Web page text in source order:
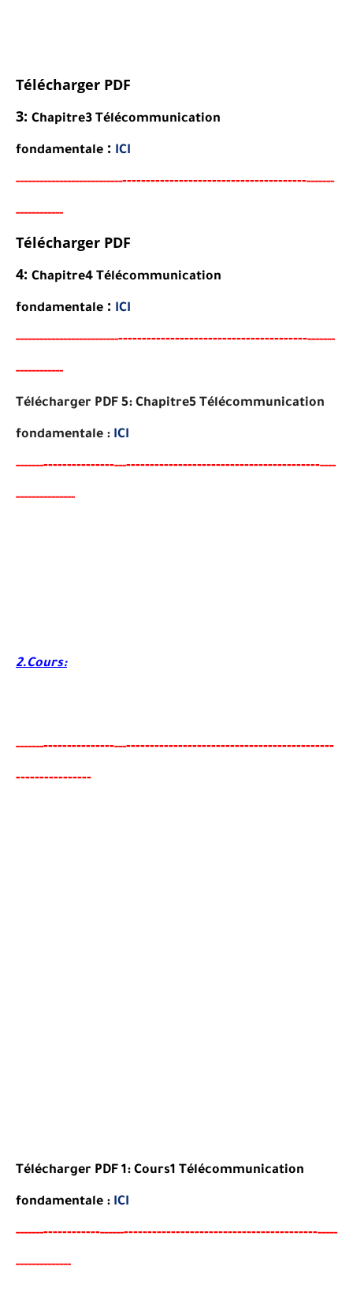
Télécharger PDF
3: Chapitre3 Télécommunication
fondamentale : ICI
-------------------------------------------------------------------------
------------
Télécharger PDF
4: Chapitre4 Télécommunication
fondamentale : ICI
-------------------------------------------------------------------------
------------
Télécharger PDF 5: Chapitre5 Télécommunication
fondamentale : ICI
----------------------------------------------------------------------
---------------
2.Cours:
---------------------------------------------------------------------
----------------
Télécharger PDF 1: Cours1 Télécommunication
fondamentale : ICI
-----------------------------------------------------------------------
--------------